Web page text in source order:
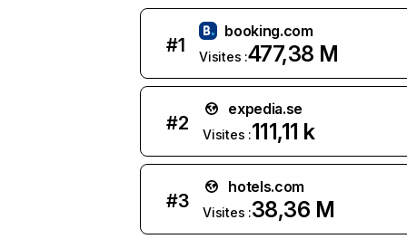
#1
booking.com
Visites :477,38 M
#2
expedia.se
Visites :111,11 k
#3
hotels.com
Visites :38,36 M